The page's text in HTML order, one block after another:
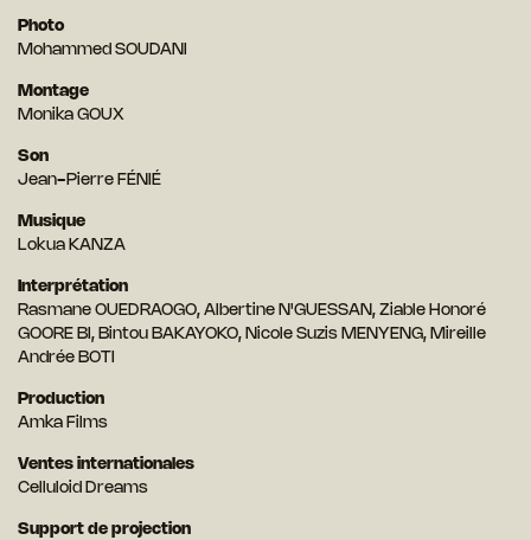
Photo
Mohammed SOUDANI
Montage
Monika GOUX
Son
Jean-Pierre FÉNIÉ
Musique
Lokua KANZA
Interprétation
Rasmane OUEDRAOGO, Albertine N'GUESSAN, Ziable Honoré
GOORE BI, Bintou BAKAYOKO, Nicole Suzis MENYENG, Mireille
Andrée BOTI
Production
Amka Films
Ventes internationales
Celluloid Dreams
Support de projection